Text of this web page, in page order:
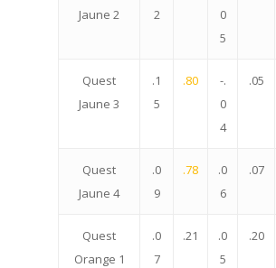
Jaune 2
2
0
5
Quest
Jaune 3
.1
5
.80
-.
0
4
.05
Quest
Jaune 4
.0
9
.78
.0
6
.07
Quest
Orange 1
.0
7
.21
.0
5
.20